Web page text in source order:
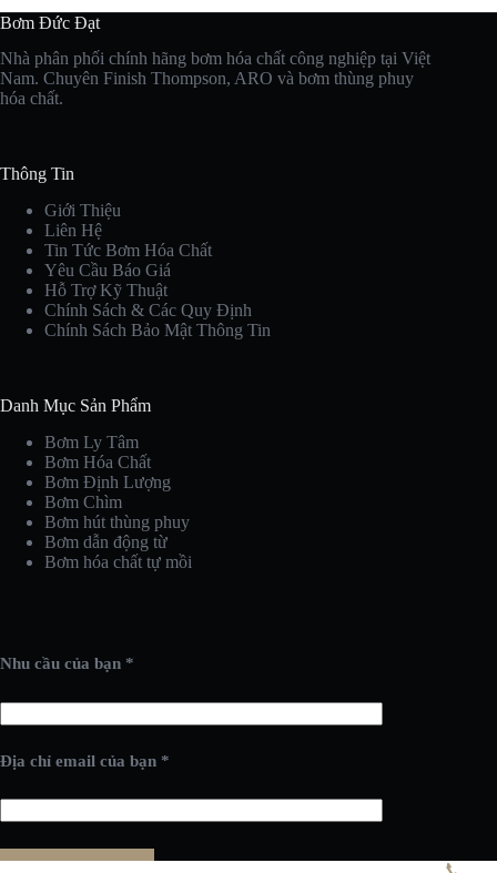
Bơm Đức Đạt
Nhà phân phối chính hãng bơm hóa chất công nghiệp tại Việt
Nam. Chuyên Finish Thompson, ARO và bơm thùng phuy
hóa chất.
Thông Tin
Giới Thiệu
Liên Hệ
Tin Tức Bơm Hóa Chất
Yêu Cầu Báo Giá
Hỗ Trợ Kỹ Thuật
Chính Sách & Các Quy Định
Chính Sách Bảo Mật Thông Tin
Danh Mục Sản Phẩm
Bơm Ly Tâm
Bơm Hóa Chất
Bơm Định Lượng
Bơm Chìm
Bơm hút thùng phuy
Bơm dẫn động từ
Bơm hóa chất tự mồi
Nhu cầu của bạn *
Địa chỉ email của bạn *